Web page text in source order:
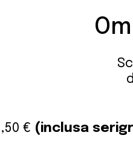
€ (inclusa